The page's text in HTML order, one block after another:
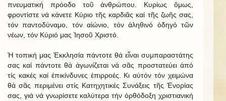
πνευματική πρόοδο τοῦ ἀνθρώπου. Κυρίως ὅμως,
φροντἰστε νά κάνετε Κύριο τῆς καρδιᾶς καί τῆς ζωῆς σας,
τόν παντοδύναμο, τόν αἰώνιο, τόν ἀληθινό ὁδηγό τῶν
νέων, τόν Κύριό μας Ἰησοῦ Χριστό.
Ἡ τοπική μας Ἐκκλησία πάντοτε θά εἶναι συμπαραστάτης
σας καί πάντοτε θά ἀγωνίζεται νά σᾶς προστατεύει ἀπό
τίς κακές καί ἐπικίνδυνες ἐπιρροές. Κι αὐτόν τόν χειμώνα
θά σᾶς περιμένει στίς Κατηχητικές Συνάξεις τῆς Ἐνορίας
σας, γιά νά γνωρίσετε καλύτερα τήν ὀρθόδοξη χριστιανική